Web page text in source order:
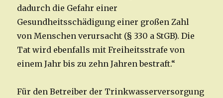
dadurch die Gefahr einer
Gesundheitsschädigung einer großen Zahl
von Menschen verursacht (§ 330 a StGB). Die
Tat wird ebenfalls mit Freiheitsstrafe von
einem Jahr bis zu zehn Jahren bestraft.“
Für den Betreiber der Trinkwasserversorgung